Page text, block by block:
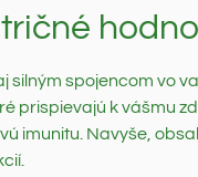
spojencom vo
prispievajú k vášmu
imunitu. Navyše,